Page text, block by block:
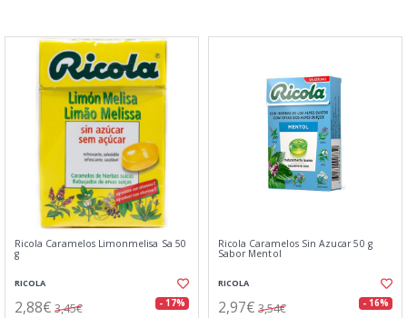
Ricola Caramelos Limonmelisa Sa 50
g
RICOLA
2,88€ 3,45€ - 17%
Ricola Caramelos Sin Azucar 50 g
Sabor Mentol
RICOLA
2,97€ 3,54€ - 16%